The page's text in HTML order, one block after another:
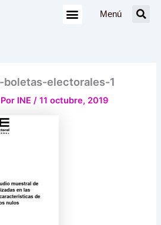
Menú
electorales-1
INE/11 octubre, 2019